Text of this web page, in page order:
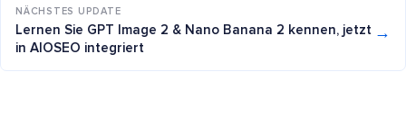
NÄCHSTES UPDATE
Lernen Sie GPT Image 2 & Nano Banana 2 kennen, jetzt
in AIOSEO integriert
→